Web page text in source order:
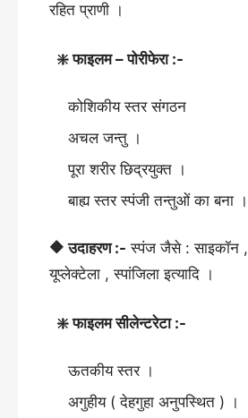
रहित प्राणी ।
❇️ फाइलम – पोरीफेरा :-
कोशिकीय स्तर संगठन
अचल जन्तु ।
पूरा शरीर छिद्रयुक्त ।
बाह्य स्तर स्पंजी तन्तुओं का बना ।
🔶 उदाहरण :- स्पंज जैसे : साइकॉन ,
यूप्लेक्टेला , स्पांजिला इत्यादि ।
❇️ फाइलम सीलेन्टरेटा :-
ऊतकीय स्तर ।
अगुहीय ( देहगुहा अनुपस्थित ) ।